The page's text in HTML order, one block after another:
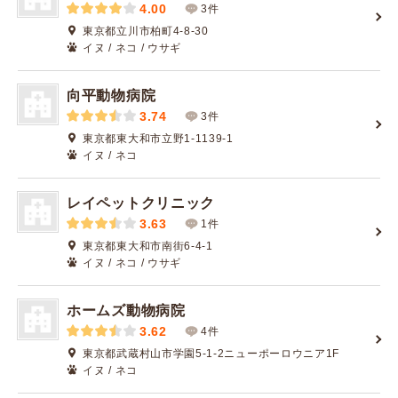
4.00
3件
東京都立川市柏町4-8-30
イヌ / ネコ / ウサギ
向平動物病院
3.74
3件
東京都東大和市立野1-1139-1
イヌ / ネコ
レイペットクリニック
3.63
1件
東京都東大和市南街6-4-1
イヌ / ネコ / ウサギ
ホームズ動物病院
3.62
4件
東京都武蔵村山市学園5-1-2ニューポーロウニア1F
イヌ / ネコ